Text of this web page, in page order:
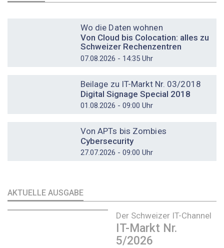
Wo die Daten wohnen
Von Cloud bis Colocation: alles zu
Schweizer Rechenzentren
07.08.2026 - 14:35 Uhr
Beilage zu IT-Markt Nr. 03/2018
Digital Signage Special 2018
01.08.2026 - 09:00 Uhr
Von APTs bis Zombies
Cybersecurity
27.07.2026 - 09:00 Uhr
AKTUELLE AUSGABE
Der Schweizer IT-Channel
IT-Markt Nr.
5/2026